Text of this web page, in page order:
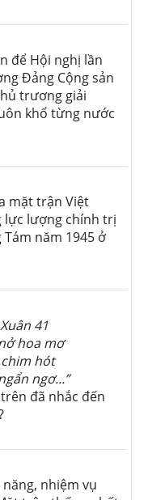
để Hội nghị lần
Đảng Cộng sản
trương giải
khổ từng nước
mặt trận Việt
lực lượng chính trị
năm 1945 ở
41
hoa mơ
chim hót
ngơ...”
đã nhắc đến
nhiệm vụ